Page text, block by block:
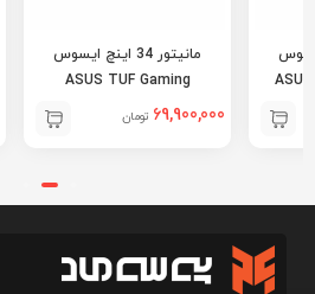
ایسوس
مانیتور 34 اینچ ایسوس
ASUS TUF Gaming
VG34VQ3B69,900,000 تومان